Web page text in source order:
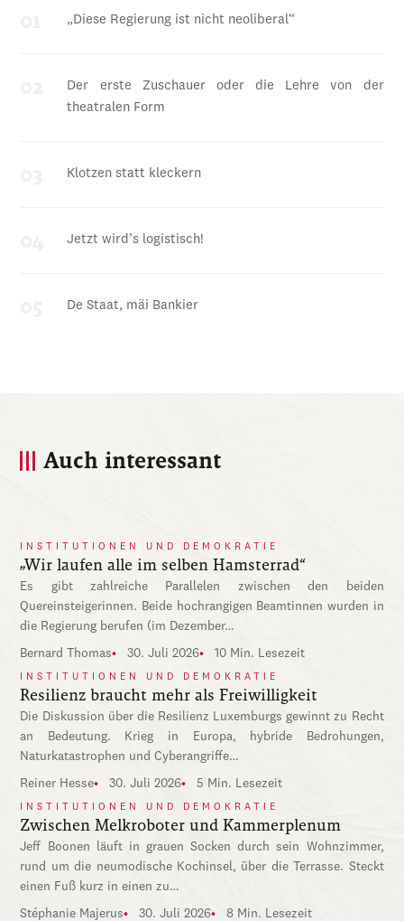
„Diese Regierung ist nicht neoliberal“
Der erste Zuschauer oder die Lehre von der
theatralen Form
Klotzen statt kleckern
Jetzt wird’s logistisch!
De Staat, mäi Bankier
Auch interessant
INSTITUTIONEN UND DEMOKRATIE
„Wir laufen alle im selben Hamsterrad“
Es gibt zahlreiche Parallelen zwischen den beiden
Quereinsteigerinnen. Beide hochrangigen Beamtinnen wurden in
die Regierung berufen (im Dezember…
Bernard Thomas 30. Juli 2026 10 Min. Lesezeit
INSTITUTIONEN UND DEMOKRATIE
Resilienz braucht mehr als Freiwilligkeit
Die Diskussion über die Resilienz Luxemburgs gewinnt zu Recht
an Bedeutung. Krieg in Europa, hybride Bedrohungen,
Naturkatastrophen und Cyberangriffe…
Reiner Hesse 30. Juli 2026 5 Min. Lesezeit
INSTITUTIONEN UND DEMOKRATIE
Zwischen Melkroboter und Kammerplenum
Jeff Boonen läuft in grauen Socken durch sein Wohnzimmer,
rund um die neumodische Kochinsel, über die Terrasse. Steckt
einen Fuß kurz in einen zu…
Stéphanie Majerus 30. Juli 2026 8 Min. Lesezeit